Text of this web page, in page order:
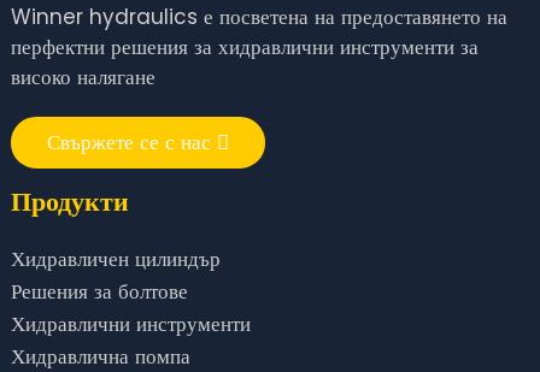
Winner hydraulics е посветена на предоставянето на
перфектни решения за хидравлични инструменти за
високо налягане
Свържете се с нас
Продукти
Хидравличен цилиндър
Решения за болтове
Хидравлични инструменти
Хидравлична помпа